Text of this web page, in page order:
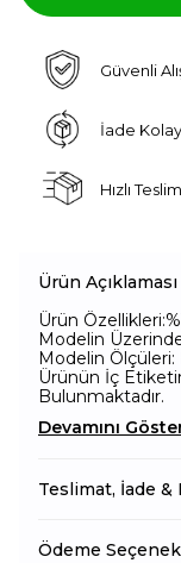
Güvenli
İade
Hızlı
Ürün Açıklaması
Ürün
Modelin
Modelin Ölçüleri:
Ürünün İç
Bulunmaktadır.
Devamını
Teslimat, İade &
Ödeme